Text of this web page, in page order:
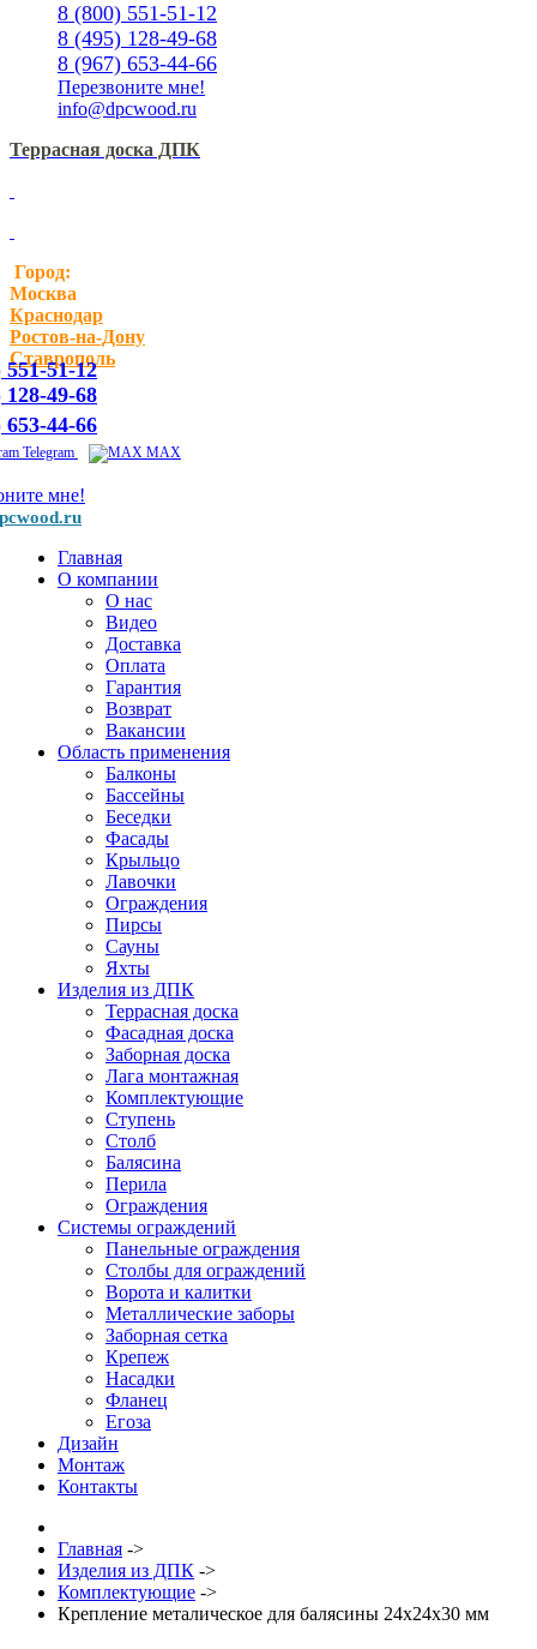
8 (800) 551-51-12
8 (495) 128-49-68
8 (967) 653-44-66
Перезвоните мне!
info@dpcwood.ru
Террасная доска ДПК
Город:
Москва
Краснодар
Ростов-на-Дону
Ставрополь
551-51-12
128-49-68
653-44-66
Telegram MAX
мне!
Главная
О компании
О нас
Видео
Доставка
Оплата
Гарантия
Возврат
Вакансии
Область применения
Балконы
Бассейны
Беседки
Фасады
Крыльцо
Лавочки
Ограждения
Пирсы
Сауны
Яхты
Изделия из ДПК
Террасная доска
Фасадная доска
Заборная доска
Лага монтажная
Комплектующие
Ступень
Столб
Балясина
Перила
Ограждения
Системы ограждений
Панельные ограждения
Столбы для ограждений
Ворота и калитки
Металлические заборы
Заборная сетка
Крепеж
Насадки
Фланец
Егоза
Дизайн
Монтаж
Контакты
Главная ->
Изделия из ДПК ->
Комплектующие ->
Крепление металическое для балясины 24х24х30 мм